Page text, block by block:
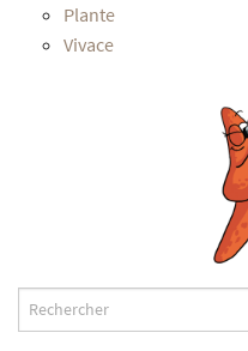
Plante
Vivace